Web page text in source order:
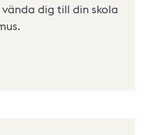
dig till din skola